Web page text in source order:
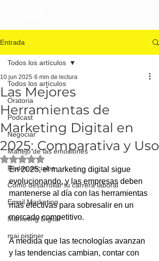
Entrada
Todos los artículos
Oratoria
Podcast
Negociar
Manejo de las emociones
Redes sociales
Cómo desarrollar tu carrera laboral
Email Marketing
Marketing Digital
mai pistiner
Todos los artículos
Las Mejores
Herramientas de
Marketing Digital en
2025: Comparativa y Uso
10 jun 2025 6 min de lectura
Obtuvo NaN de 5 estrellas.
En 2025, el marketing digital sigue
evolucionando, y las empresas deben
mantenerse al día con las herramientas
más efectivas para sobresalir en un
mercado competitivo.
A medida que las tecnologías avanzan
y las tendencias cambian, contar con